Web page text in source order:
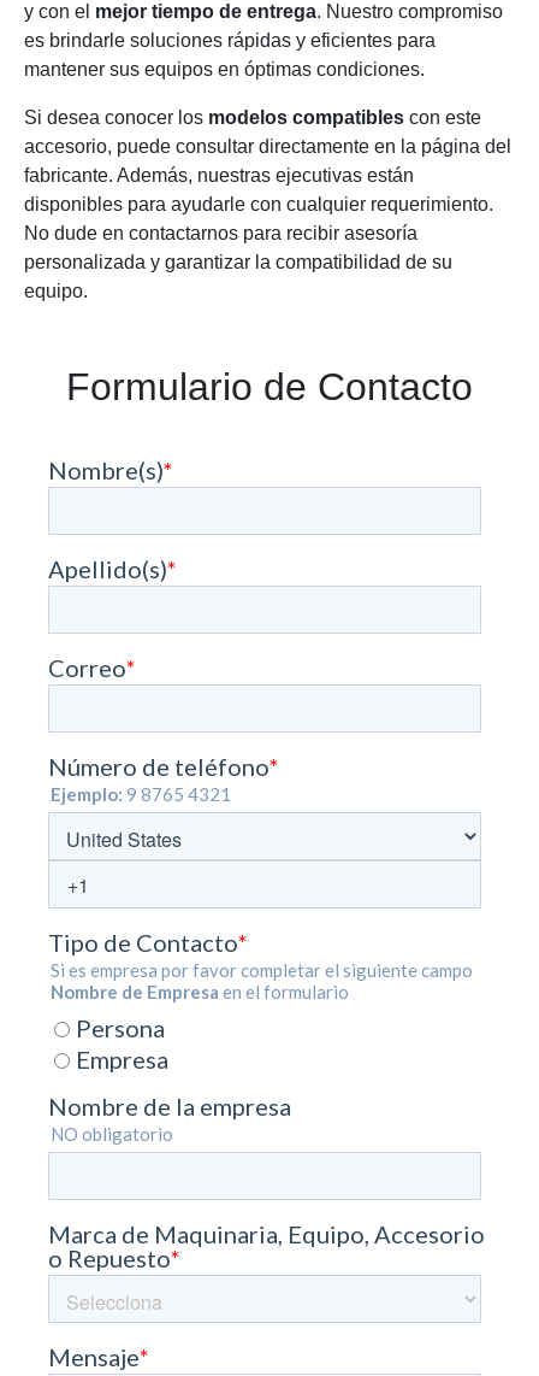
y con el mejor tiempo de entrega. Nuestro compromiso
es brindarle soluciones rápidas y eficientes para
mantener sus equipos en óptimas condiciones.
Si desea conocer los modelos compatibles con este
accesorio, puede consultar directamente en la página del
fabricante. Además, nuestras ejecutivas están
disponibles para ayudarle con cualquier requerimiento.
No dude en contactarnos para recibir asesoría
personalizada y garantizar la compatibilidad de su
equipo.
Formulario de Contacto